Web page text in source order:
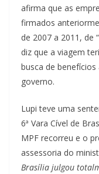
afirma que as
firmados
de 2007 a 2011, de “
diz que a viagem
busca de
governo.
Lupi teve uma
6ª Vara Cível de
MPF recorreu e o
assessoria do
Brasília julgou